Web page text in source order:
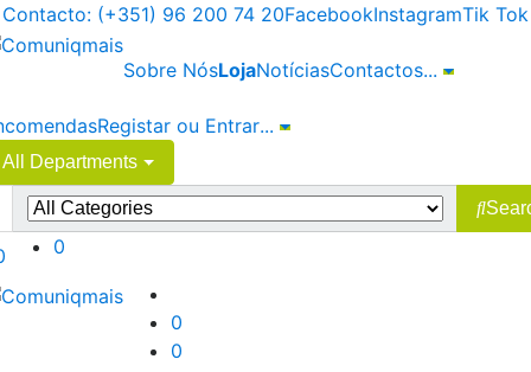
Skip
to
Skip
to
Contacto: (+351) 96 200 74 20FacebookInstagramTik Tok
Sobre NósLojaNotíciasContactos...
Registar ou Entrar...
All Departments
0
0
0